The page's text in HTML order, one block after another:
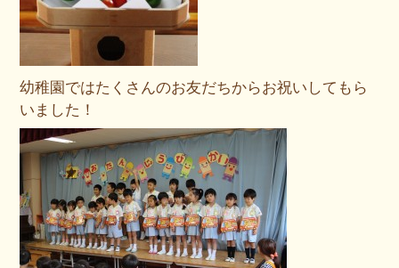
幼稚園ではたくさんのお友だちからお祝いしてもら
いました！